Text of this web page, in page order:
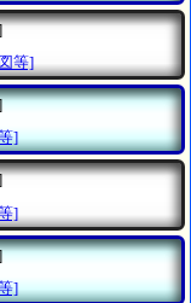
等]
]
]
]